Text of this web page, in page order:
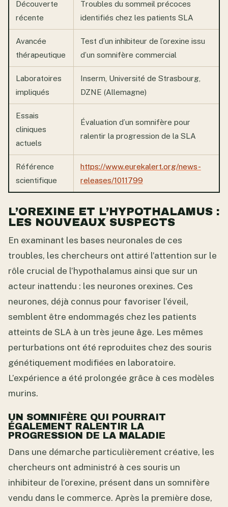
Découverte
récente
Troubles du sommeil précoces
identifiés chez les patients SLA
Avancée
thérapeutique
Test d’un inhibiteur de l’orexine issu
d’un somnifère commercial
Laboratoires
impliqués
Inserm, Université de Strasbourg,
DZNE (Allemagne)
Essais
cliniques
actuels
Évaluation d’un somnifère pour
ralentir la progression de la SLA
Référence
scientifique
https://www.eurekalert.org/news-
releases/1011799
L’OREXINE ET L’HYPOTHALAMUS :
LES NOUVEAUX SUSPECTS
En examinant les bases neuronales de ces
troubles, les chercheurs ont attiré l’attention sur le
rôle crucial de l’hypothalamus ainsi que sur un
acteur inattendu : les neurones orexines. Ces
neurones, déjà connus pour favoriser l’éveil,
semblent être endommagés chez les patients
atteints de SLA à un très jeune âge. Les mêmes
perturbations ont été reproduites chez des souris
génétiquement modifiées en laboratoire.
L’expérience a été prolongée grâce à ces modèles
murins.
UN SOMNIFÈRE QUI POURRAIT
ÉGALEMENT RALENTIR LA
PROGRESSION DE LA MALADIE
Dans une démarche particulièrement créative, les
chercheurs ont administré à ces souris un
inhibiteur de l’orexine, présent dans un somnifère
vendu dans le commerce. Après la première dose,